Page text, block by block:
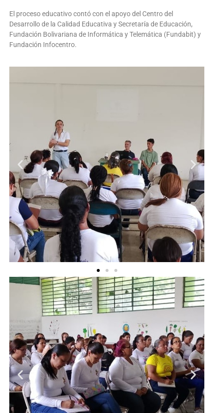
El proceso educativo contó con el apoyo del Centro del
Desarrollo de la Calidad Educativa y Secretaría de Educación,
Fundación Bolivariana de Informática y Telemática (Fundabit) y
Fundación Infocentro.